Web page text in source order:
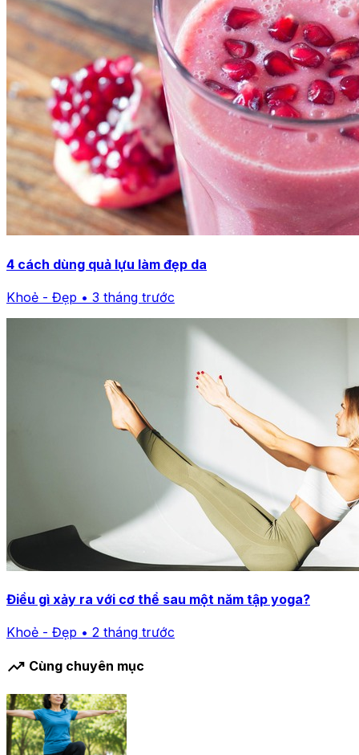
4 cách dùng quả lựu làm đẹp da
Khoẻ - Đẹp • 3 tháng trước
Điều gì xảy ra với cơ thể sau một năm tập yoga?
Khoẻ - Đẹp • 2 tháng trước
trending_up Cùng chuyên mục